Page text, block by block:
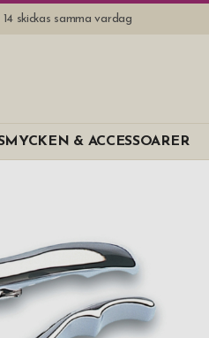
skickas samma vardag
& ACCESSOARER